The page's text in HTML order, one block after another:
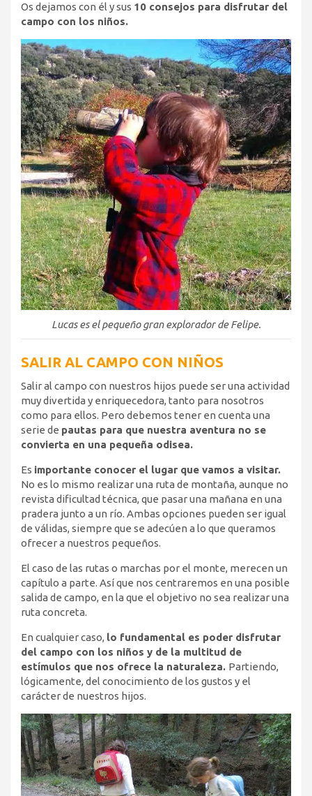
Os dejamos con él y sus 10 consejos para disfrutar del
campo con los niños.
Lucas es el pequeño gran explorador de Felipe.
SALIR AL CAMPO CON NIÑOS
Salir al campo con nuestros hijos puede ser una actividad
muy divertida y enriquecedora, tanto para nosotros
como para ellos. Pero debemos tener en cuenta una
serie de pautas para que nuestra aventura no se
convierta en una pequeña odisea.
Es importante conocer el lugar que vamos a visitar.
No es lo mismo realizar una ruta de montaña, aunque no
revista dificultad técnica, que pasar una mañana en una
pradera junto a un río. Ambas opciones pueden ser igual
de válidas, siempre que se adecúen a lo que queramos
ofrecer a nuestros pequeños.
El caso de las rutas o marchas por el monte, merecen un
capítulo a parte. Así que nos centraremos en una posible
salida de campo, en la que el objetivo no sea realizar una
ruta concreta.
En cualquier caso, lo fundamental es poder disfrutar
del campo con los niños y de la multitud de
estímulos que nos ofrece la naturaleza. Partiendo,
lógicamente, del conocimiento de los gustos y el
carácter de nuestros hijos.